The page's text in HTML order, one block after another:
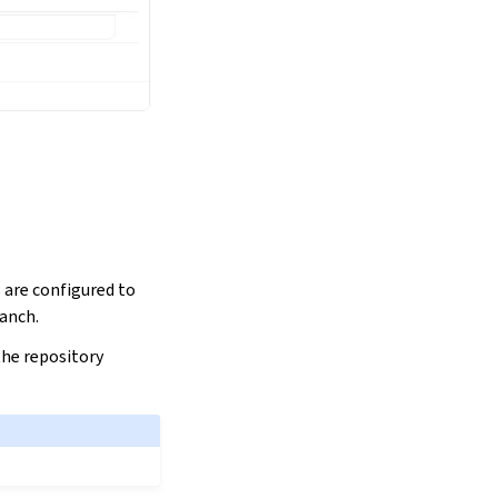
configured to
repository